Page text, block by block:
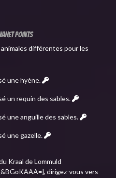
différentes pour les
une hyène.
un requin des sables.
une anguille des sables.
une gazelle.
Kraal de Lommuld
[&BGoKAAA=], dirigez-vous vers